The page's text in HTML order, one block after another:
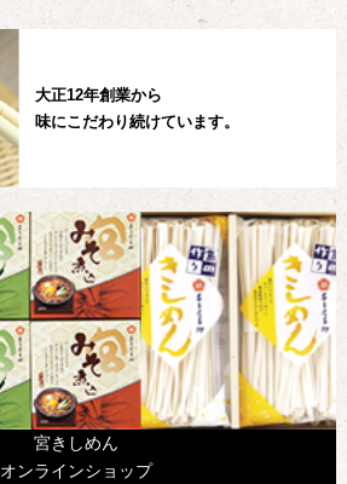
大正12年創業から
味にこだわり続けています。
宮きしめん
オンラインショップ